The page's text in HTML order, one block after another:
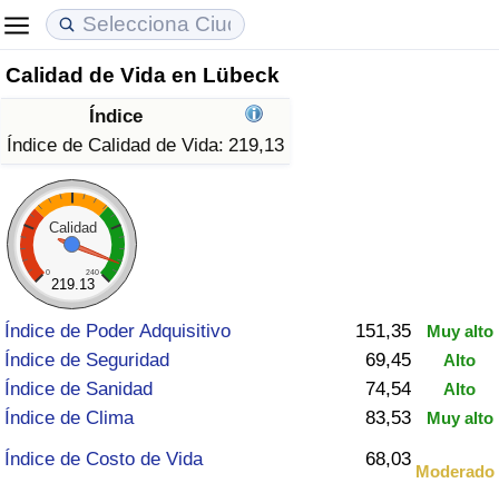
Calidad de Vida en Lübeck
Índice
Índice de Calidad de Vida: 219,13
Calidad
0 240
219.13
Índice de Poder Adquisitivo 151,35 Muy alto
Índice de Seguridad 69,45 Alto
Índice de Sanidad 74,54 Alto
Índice de Clima 83,53 Muy alto
Índice de Costo de Vida 68,03
Moderado
Coste de vida
Índice de Costo de Vida (Actual)
Índice de Costo de Vida
Índice de costo de vida por país
en aqaba
Precios de las propiedades
Índice de Precios de Inmuebles (Actual)
Índice de Precios de Inmuebles
Índice de Precios de Inmuebles por País
Calidad de Vida
Índice de Calidad de Vida
Índice de Calidad de Vida (Actual)
Índice de calidad de vida por país
Delincuencia
Calificación del Índice de Criminalidad
(Actual)
Índice de Criminalidad